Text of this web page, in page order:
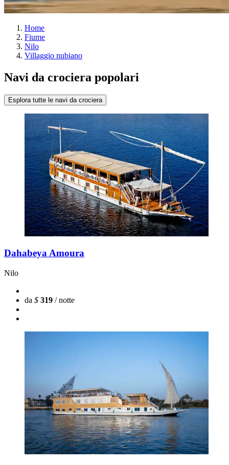
Home
Fiume
Nilo
Villaggio nubiano
Navi da crociera popolari
Esplora tutte le navi da crociera
Dahabeya Amoura
Nilo
da $ 319 / notte